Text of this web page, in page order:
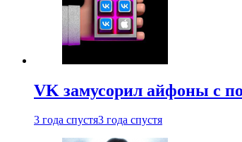
VK замусорил айфоны с
3 года спустя3 года спустя